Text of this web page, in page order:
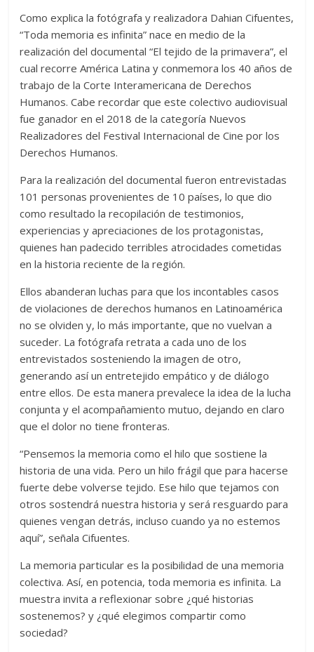
Como explica la fotógrafa y realizadora Dahian Cifuentes,
“Toda memoria es infinita” nace en medio de la
realización del documental “El tejido de la primavera”, el
cual recorre América Latina y conmemora los 40 años de
trabajo de la Corte Interamericana de Derechos
Humanos. Cabe recordar que este colectivo audiovisual
fue ganador en el 2018 de la categoría Nuevos
Realizadores del Festival Internacional de Cine por los
Derechos Humanos.
Para la realización del documental fueron entrevistadas
101 personas provenientes de 10 países, lo que dio
como resultado la recopilación de testimonios,
experiencias y apreciaciones de los protagonistas,
quienes han padecido terribles atrocidades cometidas
en la historia reciente de la región.
Ellos abanderan luchas para que los incontables casos
de violaciones de derechos humanos en Latinoamérica
no se olviden y, lo más importante, que no vuelvan a
suceder. La fotógrafa retrata a cada uno de los
entrevistados sosteniendo la imagen de otro,
generando así un entretejido empático y de diálogo
entre ellos. De esta manera prevalece la idea de la lucha
conjunta y el acompañamiento mutuo, dejando en claro
que el dolor no tiene fronteras.
“Pensemos la memoria como el hilo que sostiene la
historia de una vida. Pero un hilo frágil que para hacerse
fuerte debe volverse tejido. Ese hilo que tejamos con
otros sostendrá nuestra historia y será resguardo para
quienes vengan detrás, incluso cuando ya no estemos
aquí”, señala Cifuentes.
La memoria particular es la posibilidad de una memoria
colectiva. Así, en potencia, toda memoria es infinita. La
muestra invita a reflexionar sobre ¿qué historias
sostenemos? y ¿qué elegimos compartir como
sociedad?